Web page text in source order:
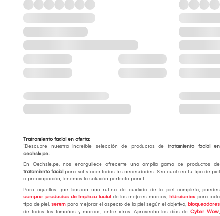
Tratramiento facial en oferta:
¡Descubre nuestra increíble selección de productos de tratamiento facial en
oechsle.pe!
En Oechsle.pe, nos enorgullece ofrecerte una amplia gama de productos de
tratamiento facial para satisfacer todas tus necesidades. Sea cual sea tu tipo de piel
o preocupación, tenemos la solución perfecta para ti.
Para aquellos que buscan una rutina de cuidado de la piel completa, puedes
comprar productos de limpieza facial de las mejores marcas, hidratantes para todo
tipo de piel, serum para mejorar el aspecto de la piel según el objetivo, bloqueadores
de todos los tamaños y marcas, entre otros. Aprovecha los días de Cyber Wow,